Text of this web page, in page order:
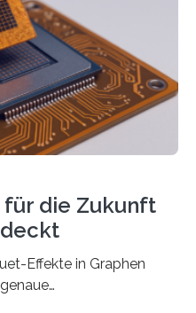
Institut Josh Caldwell,
Direktor des
für
Vanderbilt University,
Fritz-Haber-Institut
das…
für die Zukunft
Effekte in Graphen